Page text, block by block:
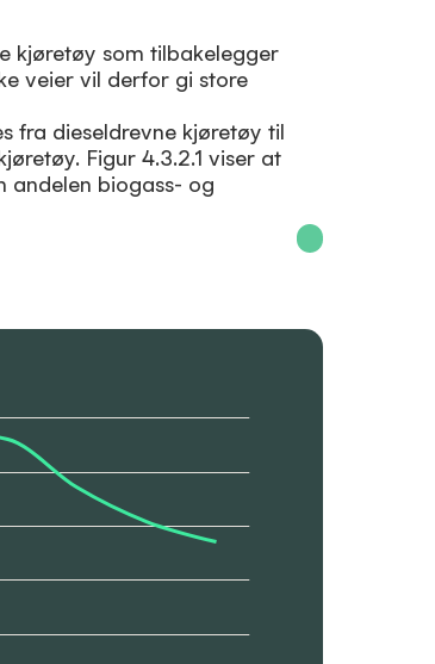
kjøretøy som tilbakelegger
veier vil derfor gi store
fra dieseldrevne kjøretøy til
Figur 4.3.2.1 viser at
andelen biogass- og